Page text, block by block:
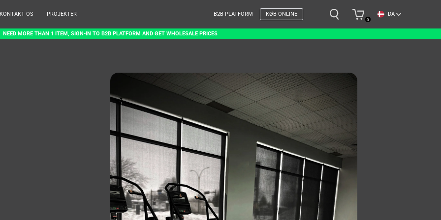
KONTAKT OS PROJEKTER B2B-PLATFORM KØB ONLINE
0
DA
NEED MORE THAN 1 ITEM, SIGN-IN TO B2B PLATFORM AND GET WHOLESALE PRICES